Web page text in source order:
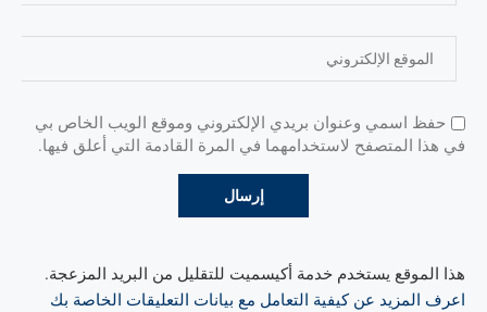
حفظ اسمي وعنوان بريدي الإلكتروني وموقع الويب الخاص بي
في هذا المتصفح لاستخدامهما في المرة القادمة التي أعلق فيها.
هذا الموقع يستخدم خدمة أكيسميت للتقليل من البريد المزعجة.
اعرف المزيد عن كيفية التعامل مع بيانات التعليقات الخاصة بك